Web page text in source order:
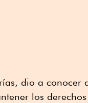
dio a conocer
los